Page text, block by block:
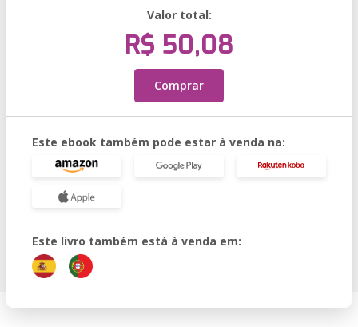
Valor total:
R$ 50,08
Comprar
Este ebook também pode estar à venda na:
Este livro também está à venda em: